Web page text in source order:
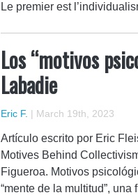
Le premier est
Los “motivos
Labadie
Eric F. | March 19th, 2023
Artículo escrito por Eric
Motives Behind
Figueroa. ​Motivos
“mente de la multitud”,